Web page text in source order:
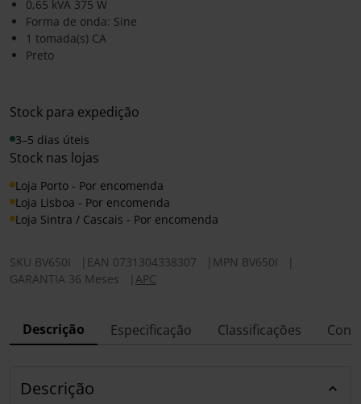
0,65 kVA 375 W
Forma de onda: Sine
1 tomada(s) CA
Preto
Stock para expedição
3–5 dias úteis
Stock nas lojas
Loja Porto - Por encomenda
Loja Lisboa - Por encomenda
Loja Sintra / Cascais - Por encomenda
SKU BV650I EAN 0731304338307 MPN BV650I
GARANTIA 36 Meses
APC
Descrição Especificação Classificações
Descrição